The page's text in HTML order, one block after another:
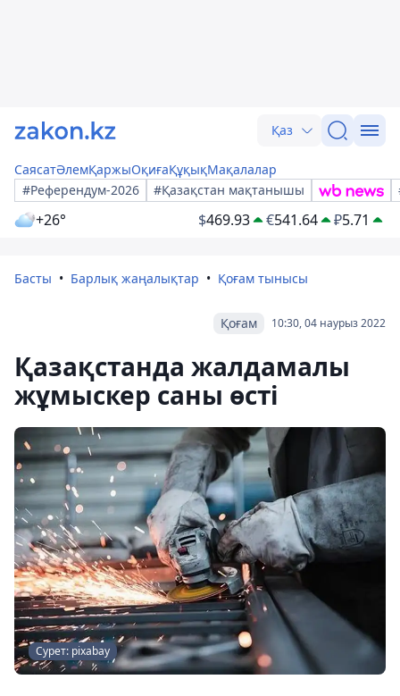
Қаз
СаясатӘлемҚаржыОқиғаҚұқықМақалалар
#Референдум-2026
#Қазақстан мақтанышы
+26° $469.93 €541.64 ₽5.71
Басты Барлық жаңалықтар Қоғам тынысы
10:30, 04 наурыз 2022
Қоғам
Қазақстанда жалдамалы
жұмыскер саны өсті
Сурет: pixabay